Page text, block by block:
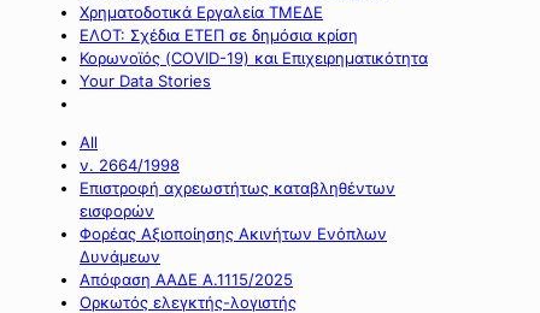
Χρηματοδοτικά Εργαλεία ΤΜΕΔΕ
ΕΛΟΤ: Σχέδια ΕΤΕΠ σε δημόσια κρίση
Κορωνοϊός (COVID-19) και Επιχειρηματικότητα
Your Data Stories
All
ν. 2664/1998
Επιστροφή αχρεωστήτως καταβληθέντων
εισφορών
Φορέας Αξιοποίησης Ακινήτων Ενόπλων
Δυνάμεων
Απόφαση ΑΑΔΕ Α.1115/2025
Ορκωτός ελεγκτής-λογιστής